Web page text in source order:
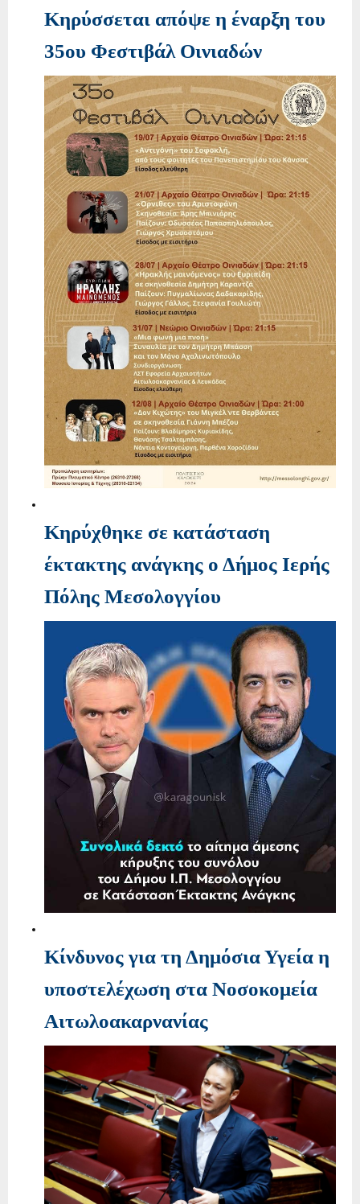
Κηρύσσεται απόψε η έναρξη του
35ου Φεστιβάλ Οινιαδών
Κηρύχθηκε σε κατάσταση
έκτακτης ανάγκης ο Δήμος Ιερής
Πόλης Μεσολογγίου
Κίνδυνος για τη Δημόσια Υγεία η
υποστελέχωση στα Νοσοκομεία
Αιτωλοακαρνανίας